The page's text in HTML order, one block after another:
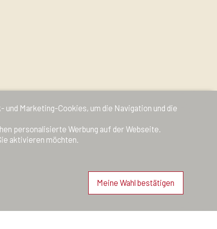
Marketing-Cookies, um die Navigation und die
personalisierte Werbung auf der Webseite.
aktivieren möchten.
Meine Wahl bestätigen